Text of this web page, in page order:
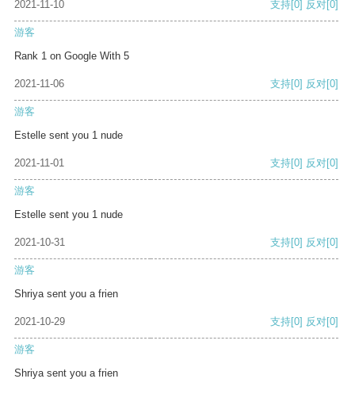
2021-11-10 支持[0] 反对[0]
游客
Rank 1 on Google With 5
2021-11-06 支持[0] 反对[0]
游客
Estelle sent you 1 nude
2021-11-01 支持[0] 反对[0]
游客
Estelle sent you 1 nude
2021-10-31 支持[0] 反对[0]
游客
Shriya sent you a frien
2021-10-29 支持[0] 反对[0]
游客
Shriya sent you a frien